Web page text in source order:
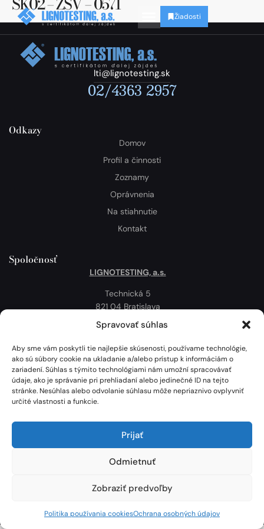
Spravovať súhlas
Aby sme vám poskytli tie najlepšie skúsenosti, používame technológie,
ako sú súbory cookie na ukladanie a/alebo prístup k informáciám o
zariadení. Súhlas s týmito technológiami nám umožní spracovávať
údaje, ako je správanie pri prehliadaní alebo jedinečné ID na tejto
stránke. Nesúhlas alebo odvolanie súhlasu môže nepriaznivo ovplyvniť
určité vlastnosti a funkcie.
Prijať
Odmietnuť
Zobraziť predvoľby
Politika používania cookiesOchrana osobných údajov
Žiadosti
lti@lignotesting.sk
02/4363 2957
Odkazy
Domov
Profil a činnosti
Zoznamy
Oprávnenia
Na stiahnutie
Kontakt
Spoločnosť
LIGNOTESTING, a.s.
Technická 5
821 04 Bratislava
Slovenská republika
Politika používania cookies
Mapa
Lignotesting, a. s. © 2024 | Všetky práva vyhradené. | Vytvoril: Marek Heinfarth.